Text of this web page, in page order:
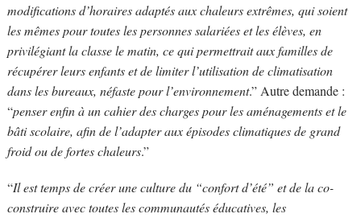
modifications d’horaires adaptés aux chaleurs extrêmes, qui soient
les mêmes pour toutes les personnes salariées et les élèves, en
privilégiant la classe le matin, ce qui permettrait aux familles de
récupérer leurs enfants et de limiter l’utilisation de climatisation
dans les bureaux, néfaste pour l’environnement.” Autre demande :
“penser enfin à un cahier des charges pour les aménagements et le
bâti scolaire, afin de l’adapter aux épisodes climatiques de grand
froid ou de fortes chaleurs.”
“Il est temps de créer une culture du “confort d’été” et de la co-
construire avec toutes les communautés éducatives, les